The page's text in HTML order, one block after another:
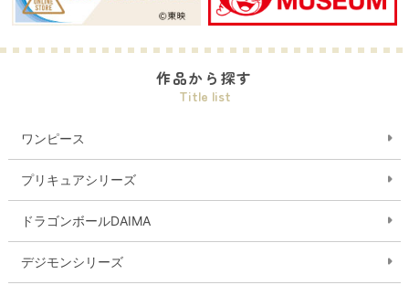
作品から探す
Title list
ワンピース
プリキュアシリーズ
ドラゴンボールDAIMA
デジモンシリーズ